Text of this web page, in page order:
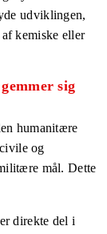
udviklingen,
kemiske eller
sig
humanitære
og
mål. Dette
direkte del i